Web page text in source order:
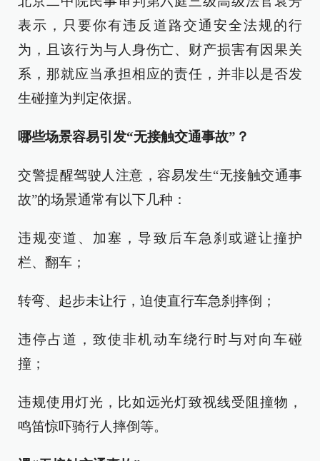
表示，只要你有违反道路交通安全法规的行
为，且该行为与人身伤亡、财产损害有因果关
系，那就应当承担相应的责任，并非以是否发
生碰撞为判定依据。
哪些场景容易引发“无接触交通事故”？
交警提醒驾驶人注意，容易发生“无接触交通事
故”的场景通常有以下几种：
违规变道、加塞，导致后车急刹或避让撞护
栏、翻车；
转弯、起步未让行，迫使直行车急刹摔倒；
违停占道，致使非机动车绕行时与对向车碰
撞；
违规使用灯光，比如远光灯致视线受阻撞物，
鸣笛惊吓骑行人摔倒等。